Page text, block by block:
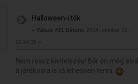
Halloween-i tök
« Válasz #21 Dátum:
2014. október 31. -
22:24:35 »
Nem rossz kivitelezés! Bár én még
a játékosra is rá lehessen tenni.